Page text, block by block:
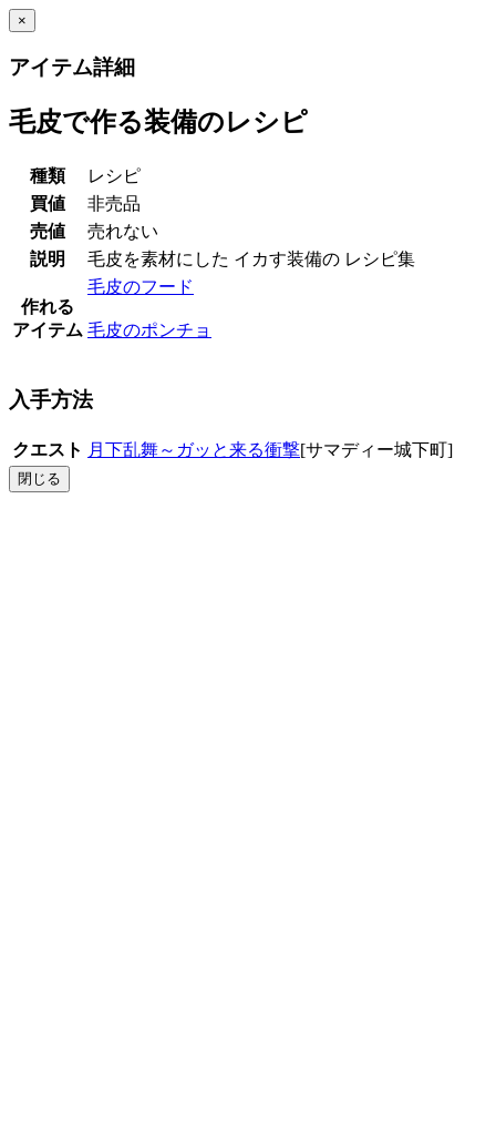
×
アイテム詳細
毛皮で作る装備のレシピ
種類
レシピ
買値
非売品
売値
売れない
説明
毛皮を素材にした イカす装備の レシピ集
作れる
アイテム
毛皮のフード
毛皮のポンチョ
入手方法
クエスト 月下乱舞～ガッと来る衝撃[サマディー城下町]
閉じる